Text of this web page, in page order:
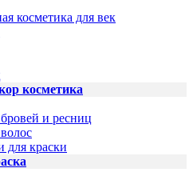
косметика для век
косметика
и ресниц
для краски